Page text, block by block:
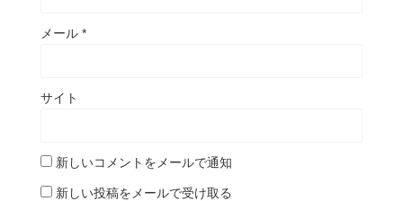
メール *
サイト
新しいコメントをメールで通知
新しい投稿をメールで受け取る